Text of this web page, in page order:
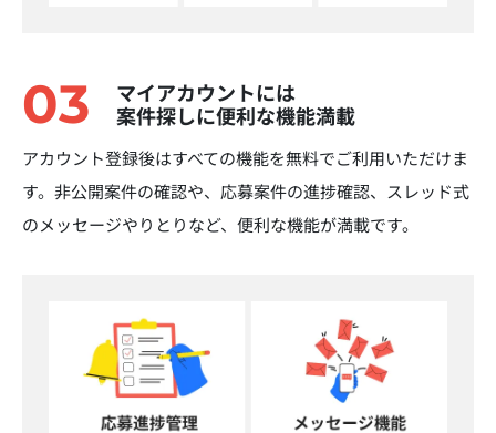
03
マイアカウントには
案件探しに便利な機能満載
アカウント登録後はすべての機能を無料でご利用いただけま
す。非公開案件の確認や、応募案件の進捗確認、スレッド式
のメッセージやりとりなど、便利な機能が満載です。